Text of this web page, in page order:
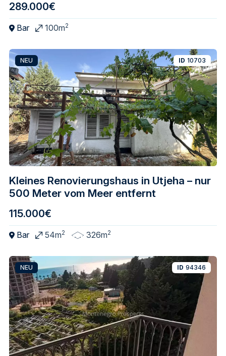
289.000€
Bar 100m2
Kleines Renovierungshaus in Utjeha – nur
500 Meter vom Meer entfernt
NEU ID 10703
115.000€
Bar 54m2 326m2
NEU ID 94346